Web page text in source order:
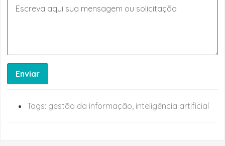
Enviar
Tags: gestão da informação, inteligência artificial